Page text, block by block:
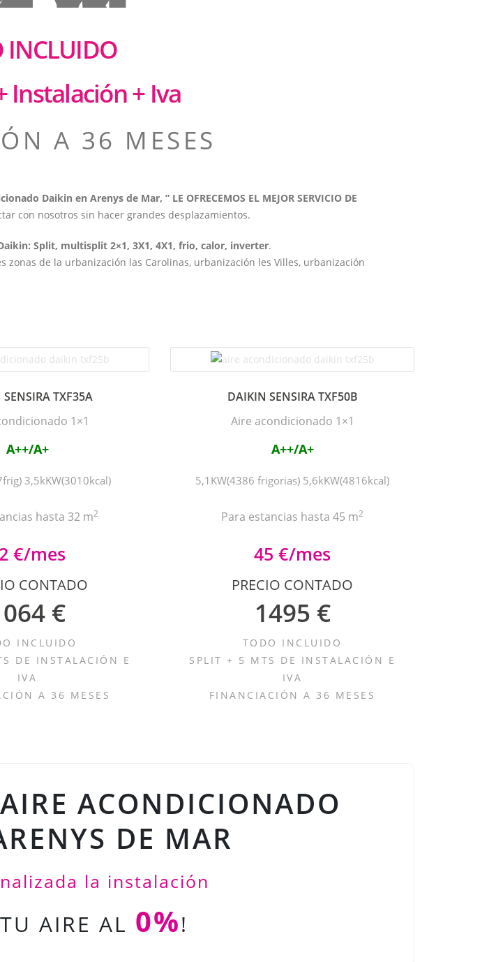
INCLUIDO
Instalación + Iva
A 36 MESES
Daikin en Arenys de Mar, ” LE OFRECEMOS EL MEJOR SERVICIO DE
con nosotros sin hacer grandes desplazamientos.
Split, multisplit 2×1, 3X1, 4X1, frio, calor, inverter.
zonas de la urbanización las Carolinas, urbanización les Villes, urbanización
TXF35A
1×1
A++/A+
3,5kKW(3010kcal)
hasta 32 m2
€/mes
CONTADO
€
INCLUIDO
DE INSTALACIÓN E
IVA
A 36 MESES
DAIKIN SENSIRA TXF50B
Aire acondicionado 1×1
A++/A+
5,1KW(4386 frigorias) 5,6kKW(4816kcal)
Para estancias hasta 45 m2
45 €/mes
PRECIO CONTADO
1495 €
TODO INCLUIDO
SPLIT + 5 MTS DE INSTALACIÓN E
IVA
FINANCIACIÓN A 36 MESES
ACONDICIONADO
DE MAR
la instalación
AIRE AL 0%!